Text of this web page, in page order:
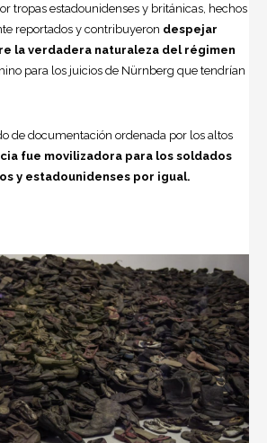
tropas estadounidenses y británicas, hechos
reportados y contribuyeron despejar
la verdadera naturaleza del régimen
para los juicios de Nürnberg que tendrían
de documentación ordenada por los altos
fue movilizadora para los soldados
y estadounidenses por igual.